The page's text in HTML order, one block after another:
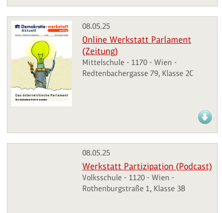
08.05.25
Online Werkstatt Parlament
(Zeitung)
Mittelschule - 1170 - Wien -
Redtenbachergasse 79, Klasse 2C
08.05.25
Werkstatt Partizipation (Podcast)
Volksschule - 1120 - Wien -
Rothenburgstraße 1, Klasse 3B